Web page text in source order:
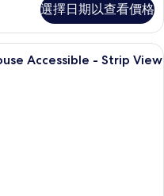
選擇日期以查看價格
你吧、客房內保險箱、書桌、遮光
Accessible - Strip View